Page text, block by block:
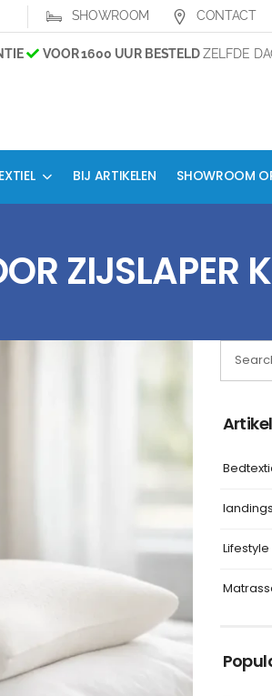
SHOWROOM CONTACT
VOOR 1600 UUR BESTELDZELFDE DAG
BIJ ARTIKELEN SHOWROOM
ZIJSLAPER
Lifestyle